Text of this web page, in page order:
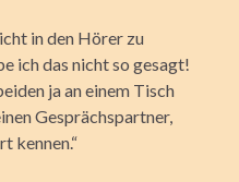
in den Hörer zu
ich das nicht so gesagt!
ja an einem Tisch
Gesprächspartner,
kennen.“